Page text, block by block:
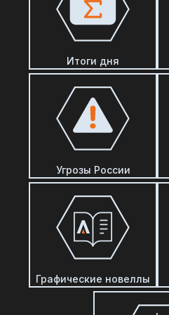
Итоги дня
Угрозы России
Графические новеллы